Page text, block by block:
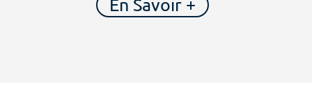
En Savoir +